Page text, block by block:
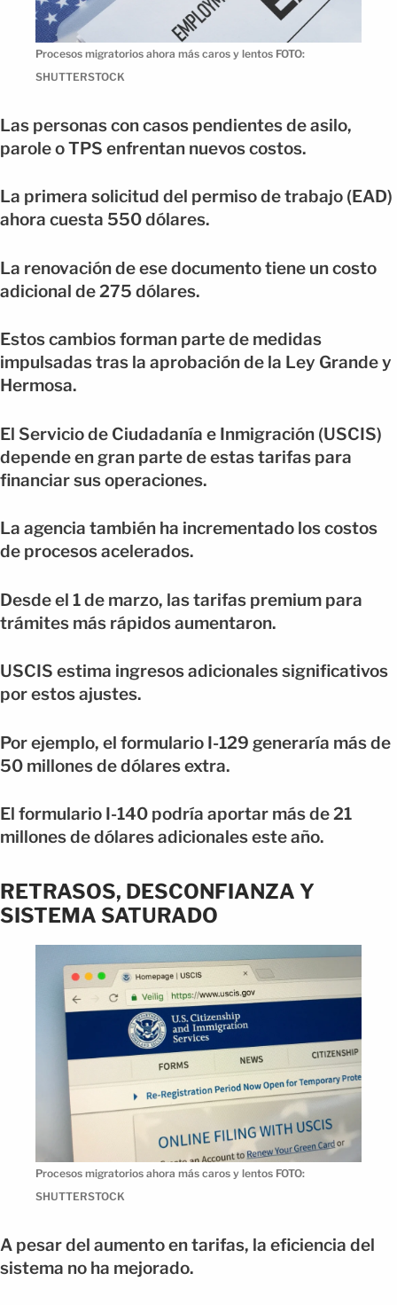
Procesos migratorios ahora más caros y lentos FOTO:
SHUTTERSTOCK
Las personas con casos pendientes de asilo,
parole o TPS enfrentan nuevos costos.
La primera solicitud del permiso de trabajo (EAD)
ahora cuesta 550 dólares.
La renovación de ese documento tiene un costo
adicional de 275 dólares.
Estos cambios forman parte de medidas
impulsadas tras la aprobación de la Ley Grande y
Hermosa.
El Servicio de Ciudadanía e Inmigración (USCIS)
depende en gran parte de estas tarifas para
financiar sus operaciones.
La agencia también ha incrementado los costos
de procesos acelerados.
Desde el 1 de marzo, las tarifas premium para
trámites más rápidos aumentaron.
USCIS estima ingresos adicionales significativos
por estos ajustes.
Por ejemplo, el formulario I-129 generaría más de
50 millones de dólares extra.
El formulario I-140 podría aportar más de 21
millones de dólares adicionales este año.
RETRASOS, DESCONFIANZA Y
SISTEMA SATURADO
Procesos migratorios ahora más caros y lentos FOTO:
SHUTTERSTOCK
A pesar del aumento en tarifas, la eficiencia del
sistema no ha mejorado.